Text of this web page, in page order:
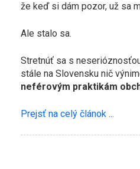
že keď si dám pozor, už sa
Ale stalo sa.
Stretnúť sa s
stále na Slovensku nič
neférovým praktikám
Prejsť na celý článok ...